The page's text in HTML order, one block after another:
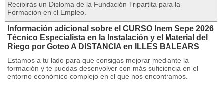
Recibirás un Diploma de la Fundación Tripartita para la
Formación en el Empleo.
Información adicional sobre el CURSO Inem Sepe 2026
Técnico Especialista en la Instalación y el Material del
Riego por Goteo A DISTANCIA en ILLES BALEARS
Estamos a tu lado para que consigas mejorar mediante la
formación y te puedas desenvolver con más suficiencia en el
entorno económico complejo en el que nos encontramos.